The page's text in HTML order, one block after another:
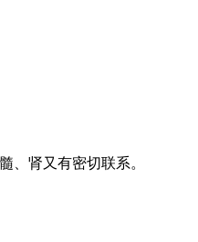
、肾又有密切联系。